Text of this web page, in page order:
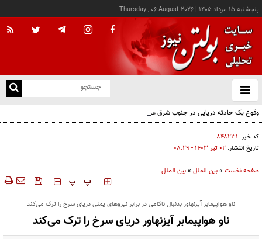
پنجشنبه ۱۵ مرداد ۱۴۰۵ |
Thursday , 06 August 2026
باز
و
وقوع یک حادثه دریایی در جنوب شرق عدن
کد خبر: ۸۴۸۲۳۱
تاریخ انتشار: ۰۲ تير ۱۴۰۳ - ۰۸:۲۹
صفحه نخست »بین الملل »بین الملل
‍‍‍ پ پ
ناو هواپیمابر آیزنهاور بدنبال ناکامی در برابر نیروهای یمنی دریای سرخ را ترک می‌کند
ناو هواپیمابر آیزنهاور دریای سرخ را ترک می‌کند